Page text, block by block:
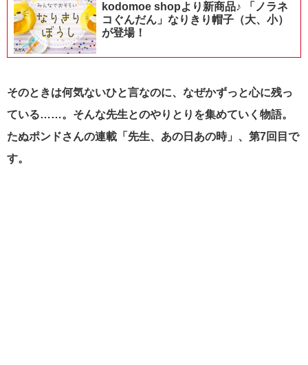
kodomoe shopより新商品♪ 「ノラネ
コぐんだん」なりきり帽子（大、小）
が登場！
そのときは何気ないひと言なのに、なぜかずっと心に残っ
ている……。そんな先生とのやりとりを集めていく物語。
たぬポンドさんの連載「先生、あの日あの時」、第7回目で
す。